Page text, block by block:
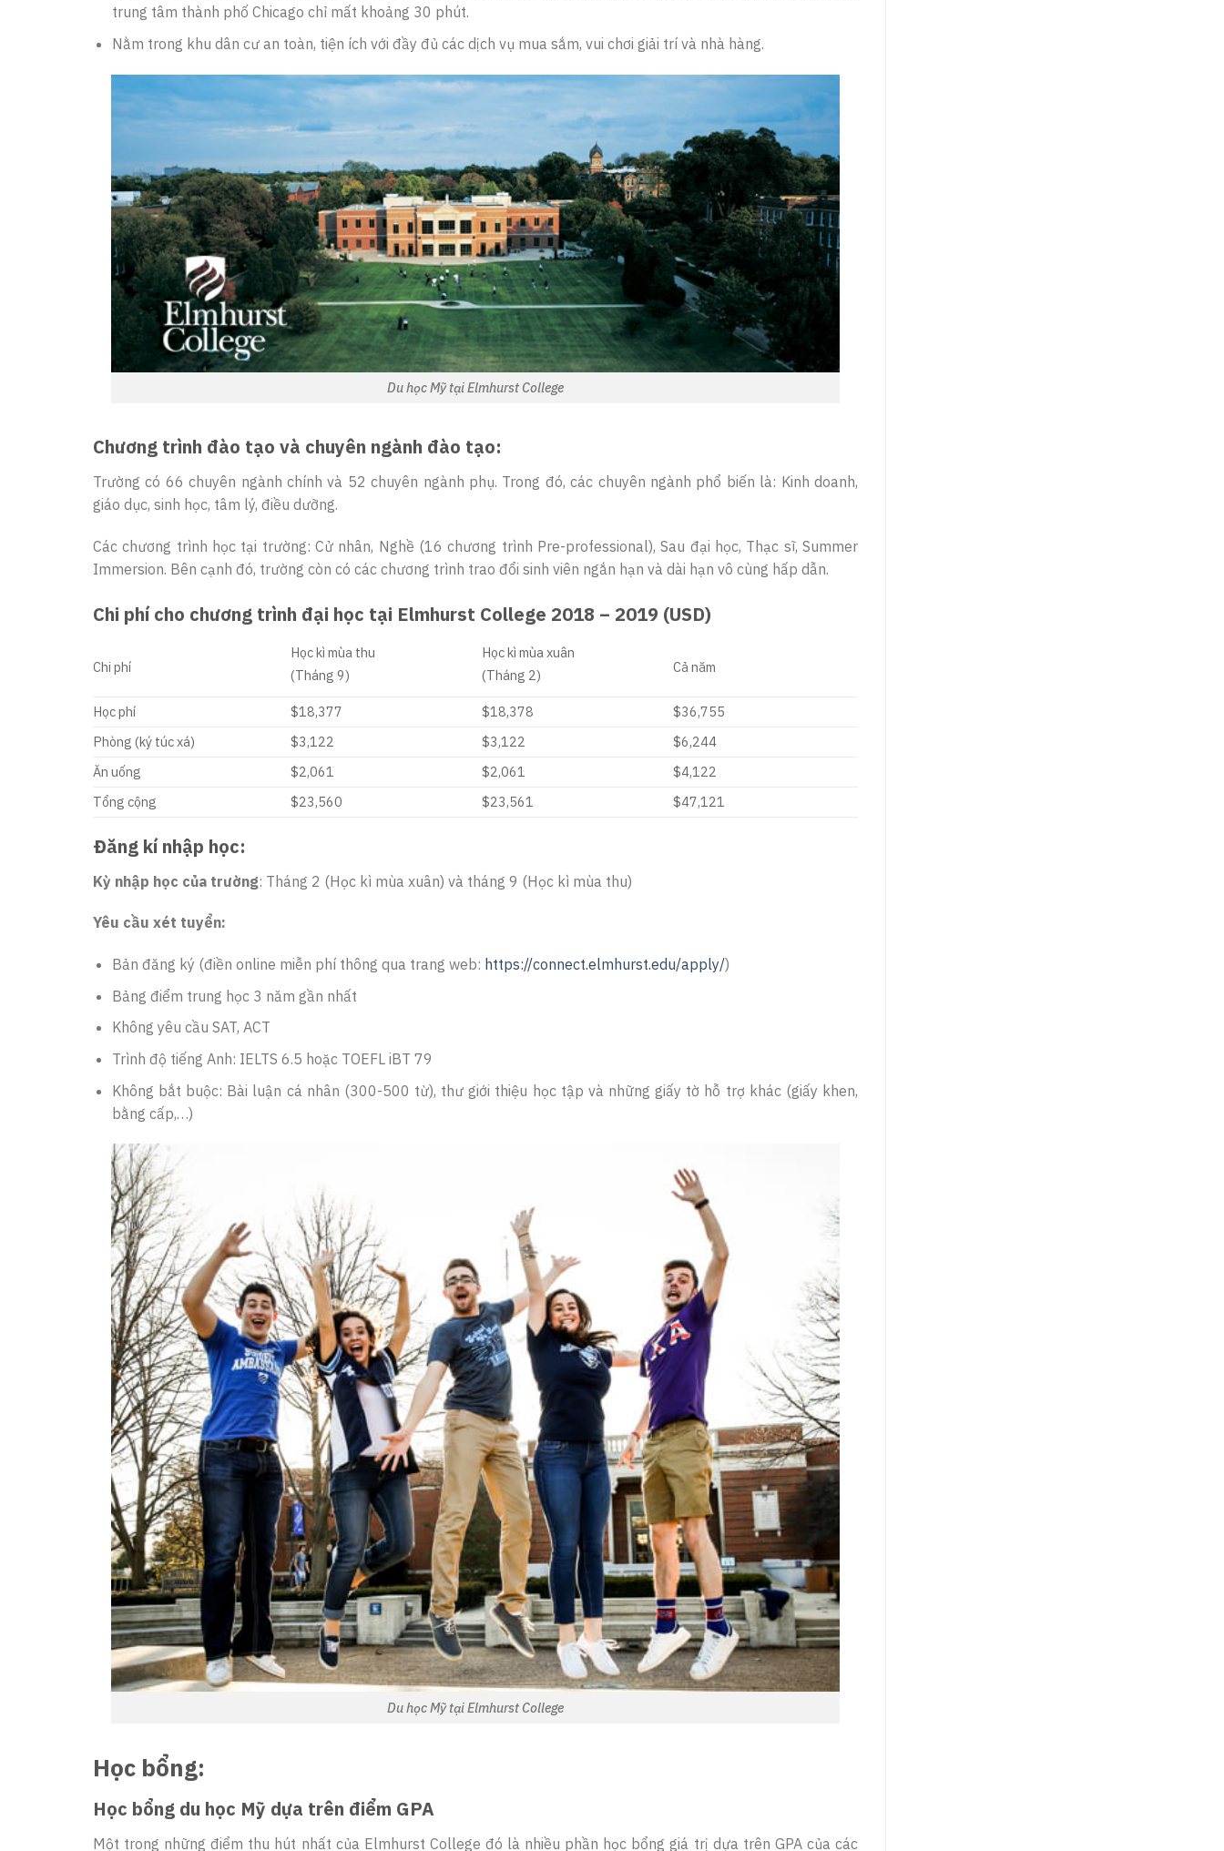
trung tâm thành phố Chicago chỉ mất khoảng 30 phút.
Nằm trong khu dân cư an toàn, tiện ích với đầy đủ các dịch vụ mua sắm, vui chơi giải trí và nhà hàng.
Du học Mỹ tại Elmhurst College
Chương trình đào tạo và chuyên ngành đào tạo:
Trường có 66 chuyên ngành chính và 52 chuyên ngành phụ. Trong đó, các chuyên ngành phổ biến là: Kinh doanh,
giáo dục, sinh học, tâm lý, điều dưỡng.
Các chương trình học tại trường: Cử nhân, Nghề (16 chương trình Pre-professional), Sau đại học, Thạc sĩ, Summer
Immersion. Bên cạnh đó, trường còn có các chương trình trao đổi sinh viên ngắn hạn và dài hạn vô cùng hấp dẫn.
Chi phí cho chương trình đại học tại Elmhurst College 2018 – 2019 (USD)
Chi phí
Học kì mùa thu
(Tháng 9)
Học kì mùa xuân
(Tháng 2)
Cả năm
Học phí $18,377 $18,378
$36,755
Phòng (ký túc xá)
$3,122 $3,122
$6,244
Ăn uống
$2,061 $2,061
$4,122
Tổng cộng
$23,560 $23,561 $47,121
Đăng kí nhập học:
Kỳ nhập học của trường: Tháng 2 (Học kì mùa xuân) và tháng 9 (Học kì mùa thu)
Yêu cầu xét tuyển:
Bản đăng ký (điền online miễn phí thông qua trang web: https://connect.elmhurst.edu/apply/)
Bảng điểm trung học 3 năm gần nhất
Không yêu cầu SAT, ACT
Trình độ tiếng Anh: IELTS 6.5 hoặc TOEFL iBT 79
Không bắt buộc: Bài luận cá nhân (300-500 từ), thư giới thiệu học tập và những giấy tờ hỗ trợ khác (giấy khen,
bằng cấp,…)
Du học Mỹ tại Elmhurst College
Học bổng:
Học bổng du học Mỹ dựa trên điểm GPA
Một trong những điểm thu hút nhất của Elmhurst College đó là nhiều phần học bổng giá trị dựa trên GPA của các